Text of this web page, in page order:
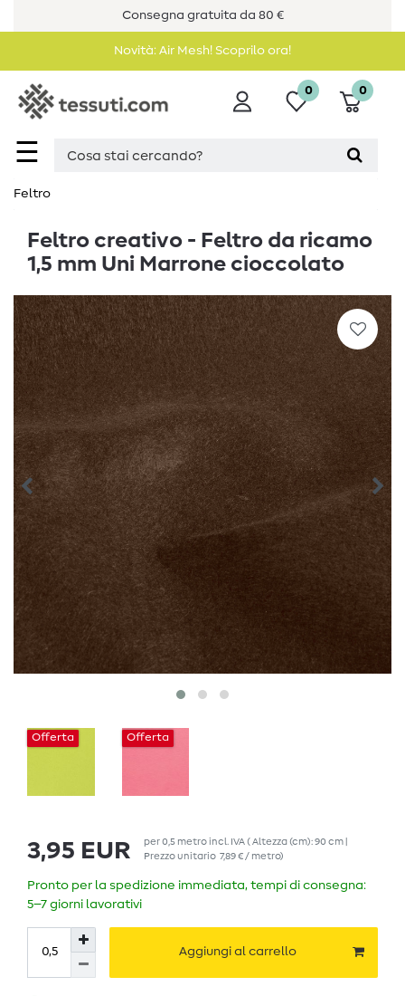
Consegna gratuita da 80 €
Novità: Air Mesh! Scoprilo ora!
☰
0 0
Feltro
Feltro creativo - Feltro da ricamo
1,5 mm Uni Marrone cioccolato
Offerta Offerta
3,95 EUR per0,5 metroincl. IVA( Altezza (cm): 90 cm |
Prezzo unitario 7,89 € / metro)
Pronto per la spedizione immediata, tempi di consegna:
5–7 giorni lavorativi
Aggiungi al carrello